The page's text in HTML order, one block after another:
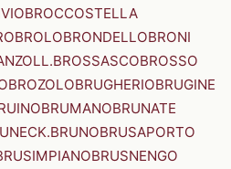
BROCCOSTELLA
BROLOBRONDELLOBRONI
BROSSASCOBROSSO
BROZOLOBRUGHERIOBRUGINE
BRUMANOBRUNATE
BRUNOBRUSAPORTO
BRUSNENGO